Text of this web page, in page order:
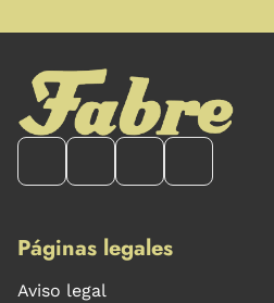
Páginas legales
Aviso legal